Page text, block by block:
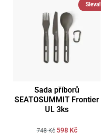
Sleva!
Sada příborů
SEATOSUMMIT Frontier
UL 3ks
748Kč 598 Kč